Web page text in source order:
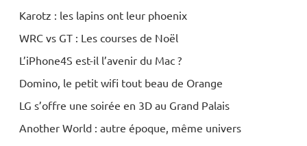
Karotz : les lapins ont leur phoenix
WRC vs GT : Les courses de Noël
L’iPhone4S est-il l’avenir du Mac ?
Domino, le petit wifi tout beau de Orange
LG s’offre une soirée en 3D au Grand Palais
Another World : autre époque, même univers